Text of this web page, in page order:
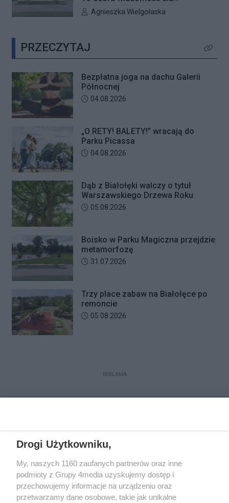
mieszkańców Białołęki i miłośników
zostanie kompleksowo
zmodernizowane.
Autor artykułu:
Agnieszka Wielgołaska
PRZECZYTAJ Kliknij
Bezpłatna joga na dachu Galerii
Północnej
Data dodania artykułu:
04.08.2026
„O RETY! BALETY!” wracają do
Parku Picassa
Data dodania artykułu:
04.08.2026
Dąb z Białołęki walczy o tytuł
Warszawskiego Drzewa Roku
Data dodania artykułu:
05.08.2026
Boisko w Parku Magiczna przejdzie
metamorfozę
Data dodania artykułu:
31.07.2026
Trzy place zabaw na Białołęce po
remoncie
Data dodania artykułu:
05.08.2026
REKLAMA
Kontakt Redakcja Reklama Regulamin
Drogi Użytkowniku,
My, naszych 1160 zaufanych partnerów oraz inne
podmioty z Grupy 4media uzyskujemy dostęp i
przechowujemy informacje na urządzeniu oraz
przetwarzamy dane osobowe, takie jak unikalne